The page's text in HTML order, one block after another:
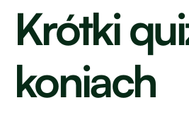
Krótki
koniach